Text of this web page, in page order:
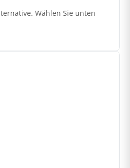
Wählen Sie unten